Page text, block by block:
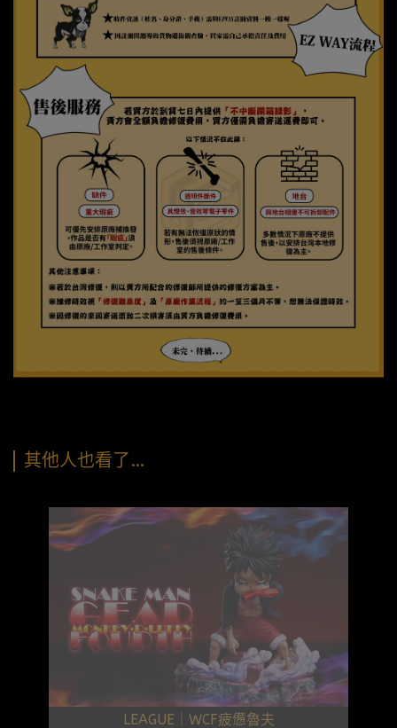
其他人也看了…
LEAGUE｜WCF疲憊魯夫